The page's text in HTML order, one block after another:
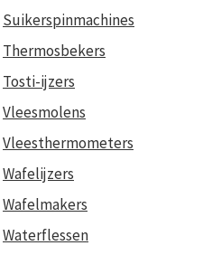
Suikerspinmachines
Thermosbekers
Tosti-ijzers
Vleesmolens
Vleesthermometers
Wafelijzers
Wafelmakers
Waterflessen